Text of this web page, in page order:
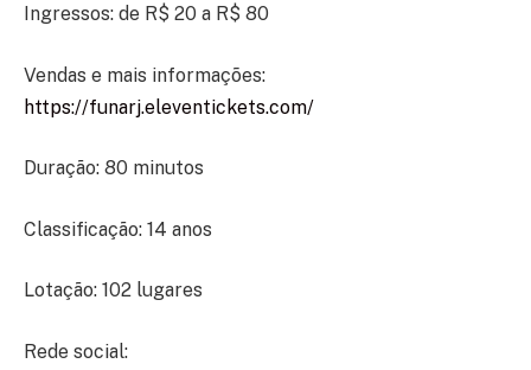
Ingressos: de R$ 20 a R$ 80
Vendas e mais informações:
https://funarj.eleventickets.com/
Duração: 80 minutos
Classificação: 14 anos
Lotação: 102 lugares
Rede social: